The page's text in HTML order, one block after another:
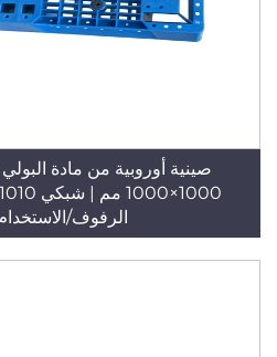
صينية أوروبية من مادة البولي
الرفوف/